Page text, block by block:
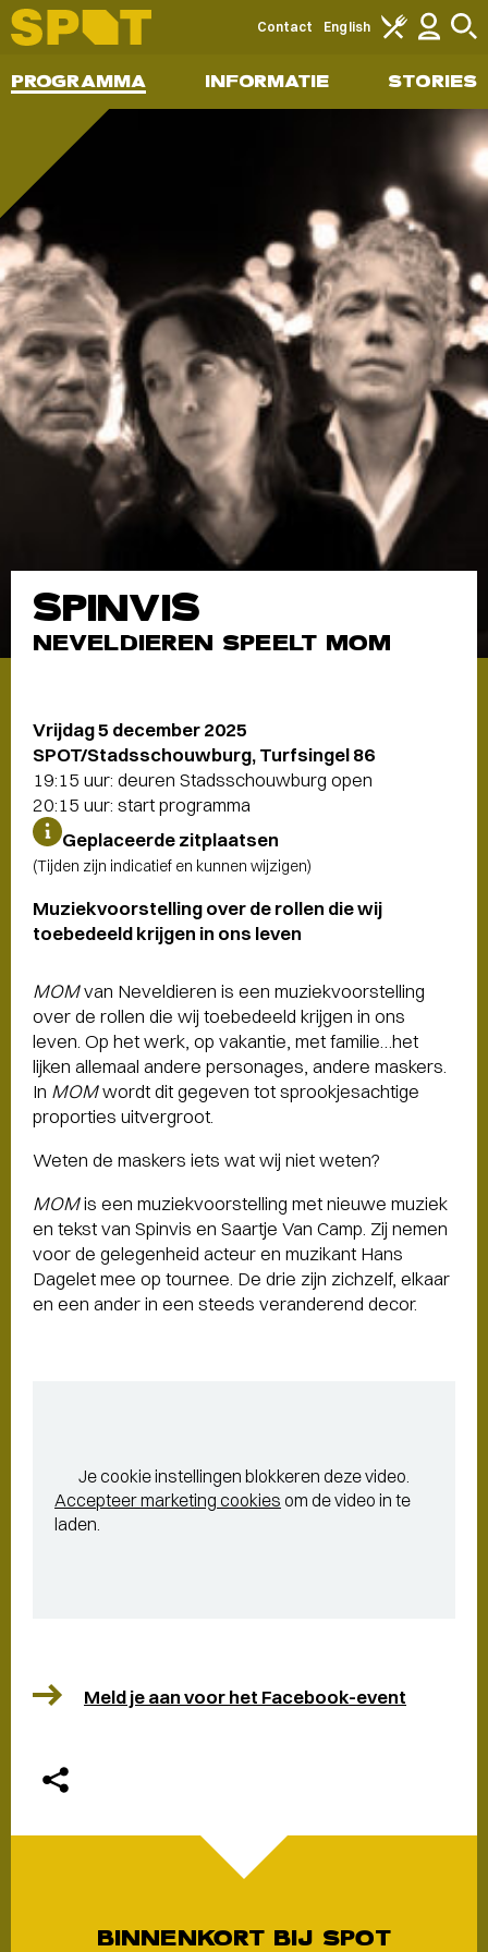
PROGRAMMA INFORMATIE STORIES
Contact English
SPINVIS
NEVELDIEREN SPEELT MOM
Vrijdag 5 december 2025
SPOT/Stadsschouwburg, Turfsingel 86
19:15 uur: deuren Stadsschouwburg open
20:15 uur: start programma
Geplaceerde zitplaatsen
(Tijden zijn indicatief en kunnen wijzigen)
Muziekvoorstelling over de rollen die wij
toebedeeld krijgen in ons leven
MOMvan Neveldieren is een muziekvoorstelling
over de rollen die wij toebedeeld krijgen in ons
leven. Op het werk, op vakantie, met familie…het
lijken allemaal andere personages, andere maskers.
In MOMwordt dit gegeven tot sprookjesachtige
proporties uitvergroot.
Weten de maskers iets wat wij niet weten?
MOMis een muziekvoorstelling met nieuwe muziek
en tekst van Spinvis en Saartje Van Camp. Zij nemen
voor de gelegenheid acteur en muzikant Hans
Dagelet mee op tournee. De drie zijn zichzelf, elkaar
en een ander in een steeds veranderend decor.
Je cookie instellingen blokkeren deze video.
Accepteer marketing cookies om de video in te
laden.
Meld je aan voor het Facebook-event
BINNENKORT BIJ SPOT